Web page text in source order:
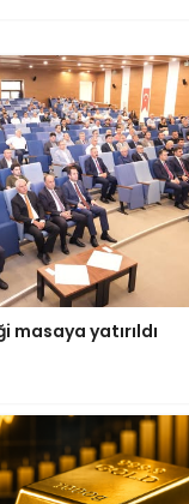
masaya yatırıldı